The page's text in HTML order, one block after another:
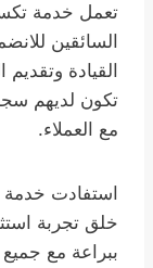
تعمل خدمة
السائقين
القيادة
تكون لديهم
مع العملاء.
استفادت خدمة
خلق تجربة
ببراعة مع